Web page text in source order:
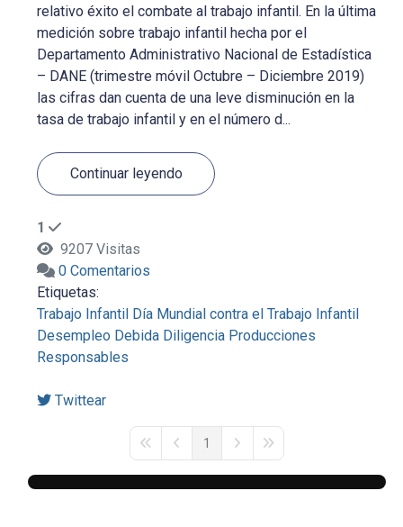
relativo éxito el combate al trabajo infantil. En la última
medición sobre trabajo infantil hecha por el
Departamento Administrativo Nacional de Estadística
– DANE (trimestre móvil Octubre – Diciembre 2019)
las cifras dan cuenta de una leve disminución en la
tasa de trabajo infantil y en el número d...
Continuar leyendo
1
9207 Visitas
0 Comentarios
Etiquetas:
Trabajo Infantil Día Mundial contra el Trabajo Infantil
Desempleo Debida Diligencia Producciones
Responsables
Twittear
First PagePrevious Page
1
Next PageLast Page